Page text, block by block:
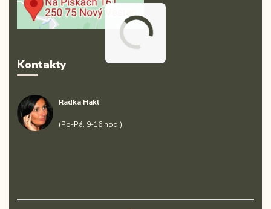
Kontakty
Radka Hakl
(Po-Pá, 9-16 hod.)